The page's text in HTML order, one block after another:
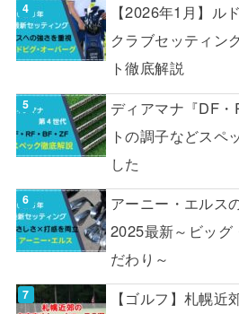
【2026年1月】ル
クラブセッティン
ト徹底解説
ディアマナ『DF
トの調子などスペ
した
アーニー・エルス
2025最新～ビッグ
だわり～
【ゴルフ】札幌近